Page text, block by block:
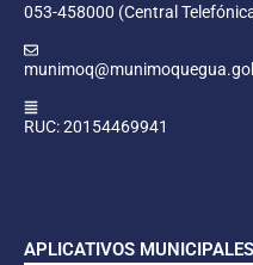
053-458000 (Central
RUC: 20154469941
APLICATIVOS MUNICIPALES